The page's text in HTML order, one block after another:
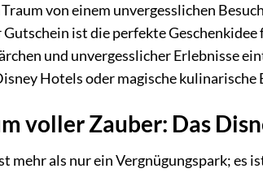
Traum von einem unvergesslichen
Gutschein ist die perfekte
und unvergesslicher Erlebnisse
Hotels oder magische kulinarische
voller Zauber: Das
mehr als nur ein Vergnügungspark; es